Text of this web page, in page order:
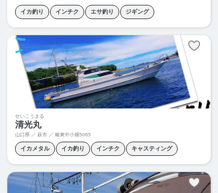
イカ釣り インチク エサ釣り ジギング
スロージギング タイラバ 泳がせ釣り
せいこうまる
清光丸
山口県 ／ 萩市 ／ 椿東中小畑5065
イカメタル イカ釣り インチク キャスティング
ジギング スロージギング